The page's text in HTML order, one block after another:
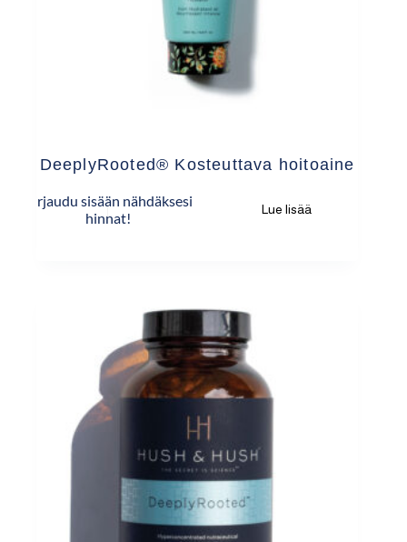
DeeplyRooted® Kosteuttava hoitoaine
Kirjaudu sisään nähdäksesi
hinnat!
Lue lisää